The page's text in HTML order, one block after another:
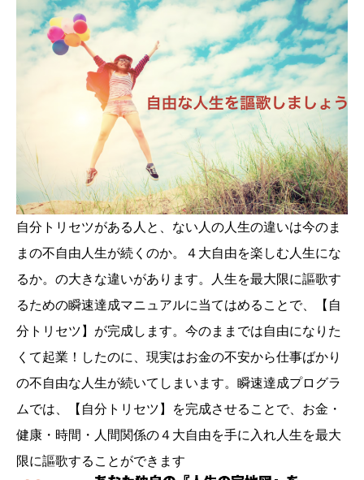
自分トリセツがある人と、ない人の人生の違いは今のま
まの不自由人生が続くのか。４大自由を楽しむ人生にな
るか。の大きな違いがあります。人生を最大限に謳歌す
るための瞬速達成マニュアルに当てはめることで、【自
分トリセツ】が完成します。今のままでは自由になりた
くて起業！したのに、現実はお金の不安から仕事ばかり
の不自由な人生が続いてしまいます。瞬速達成プログラ
ムでは、【自分トリセツ】を完成させることで、お金・
健康・時間・人間関係の４大自由を手に入れ人生を最大
限に謳歌することができます